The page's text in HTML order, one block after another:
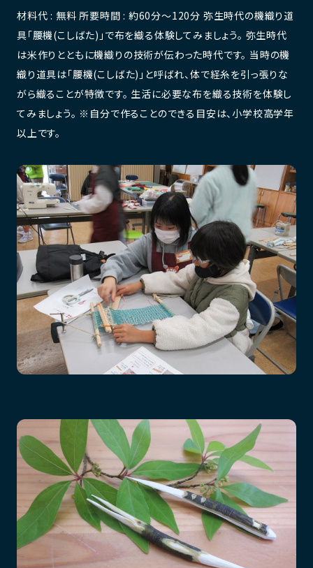
材料代 : 無料 所要時間 : 約60分〜120分 弥生時代の機織り道
具「腰機(こしばた)」で布を織る体験してみましょう。 弥生時代
は米作りとともに機織りの技術が伝わった時代です。 当時の機
織り道具は「腰機(こしばた)」と呼ばれ、体で経糸を引っ張りな
がら織ることが特徴です。 生活に必要な布を織る技術を体験し
てみましょう。 ※自分で作ることのできる目安は、小学校高学年
以上です。